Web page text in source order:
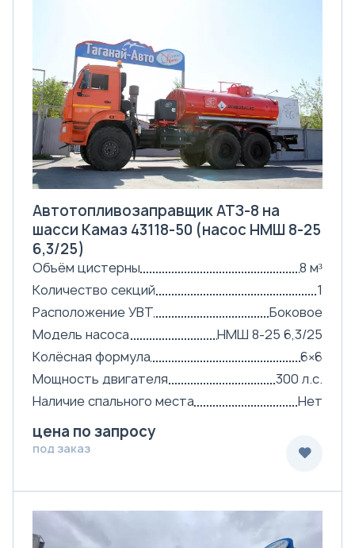
Автотопливозаправщик АТЗ-8 на
шасси Камаз 43118-50 (насос НМШ 8-25
6,3/25)
Объём цистерны
8 м³
Количество секций
1
Расположение УВТ
Боковое
Модель насоса
НМШ 8-25 6,3/25
Колёсная формула
6×6
Мощность двигателя
300 л.с.
Наличие спального места
Нет
цена по запросу
под заказ